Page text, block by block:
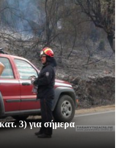
3) για σήμερα